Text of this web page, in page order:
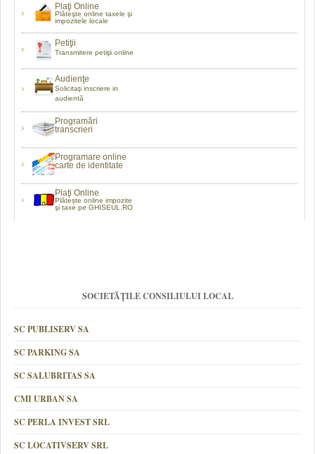
Plaţi Online
Plăteşte online taxele şi
impozitele locale
Petiţii
Transmitere petiţii online
Audienţe
Solicitaţi inscriere in
audientă
Programări
transcrieri
Programare online
carte de identitate
Plaţi Online
Plătește online impozite
şi taxe pe GHISEUL.RO
SOCIETĂȚILE CONSILIULUI LOCAL
SC PUBLISERV SA
SC PARKING SA
SC SALUBRITAS SA
CMI URBAN SA
SC PERLA INVEST SRL
SC LOCATIVSERV SRL